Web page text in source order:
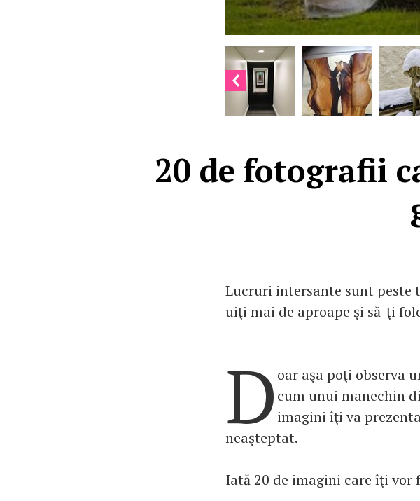
20 de fotografii
Lucruri intersante sunt peste
uiţi mai de aproape şi să-ţi
D oar aşa poţi observa
cum unui manechin
imagini îţi va
neaşteptat.
Iată 20 de imagini care îţi vor